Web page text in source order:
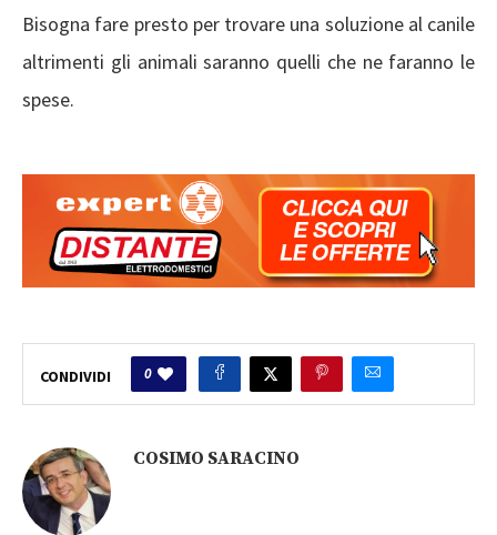
Bisogna fare presto per trovare una soluzione al canile
altrimenti gli animali saranno quelli che ne faranno le
spese.
CONDIVIDI 0
COSIMO SARACINO